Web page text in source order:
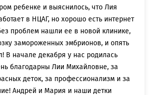
ребенке и выяснилось, что Лия
в НЦАГ, но хорошо есть интернет
проблем нашли ее в новой клинике,
замороженных эмбрионов, и опять
В начале декабря у нас родилась
благодарны Лии Михайловне, за
деток, за профессионализм и за
Андрей и Мария и наши детки